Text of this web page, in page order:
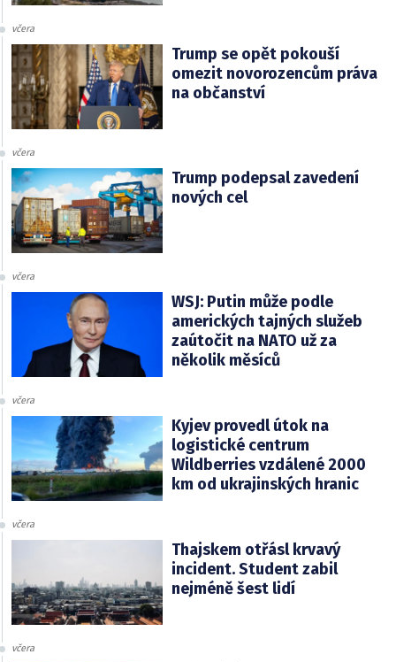
včera
Trump se opět pokouší
omezit novorozencům práva
na občanství
včera
Trump podepsal zavedení
nových cel
včera
WSJ: Putin může podle
amerických tajných služeb
zaútočit na NATO už za
několik měsíců
včera
Kyjev provedl útok na
logistické centrum
Wildberries vzdálené 2000
km od ukrajinských hranic
včera
Thajskem otřásl krvavý
incident. Student zabil
nejméně šest lidí
včera